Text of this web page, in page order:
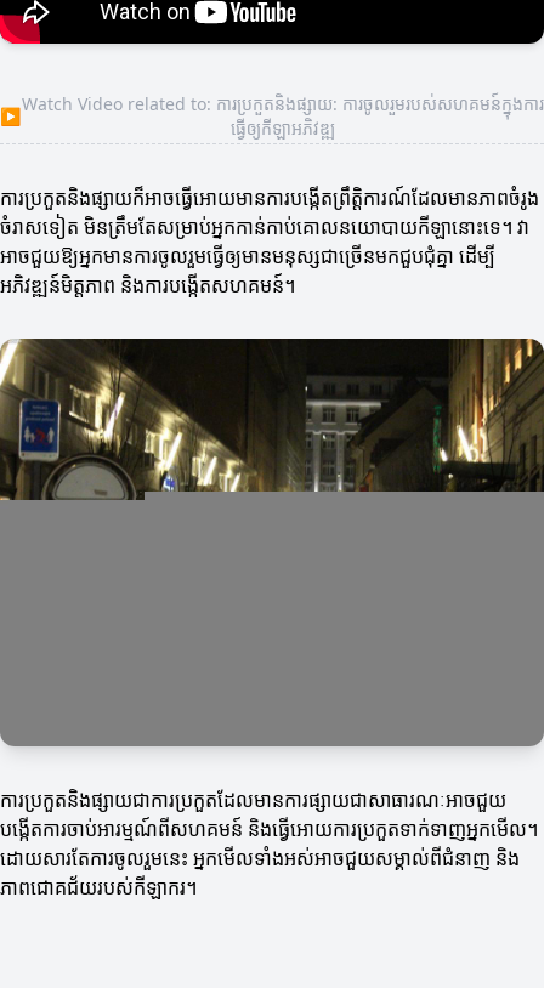
▶
Watch Video related to: ការប្រកួតនិងផ្សាយ: ការចូលរួមរបស់សហគមន៍ក្នុងការ
ធ្វើឲ្យកីឡាអភិវឌ្ឍ
ការប្រកួតនិងផ្សាយក៏អាចធ្វើអោយមានការបង្កើតព្រឹត្តិការណ៍ដែលមានភាពចំរូង
ចំរាសទៀត មិនត្រឹមតែសម្រាប់អ្នកកាន់កាប់គោលនយោបាយកីឡានោះទេ។ វា
អាចជួយឱ្យអ្នកមានការចូលរួមធ្វើឲ្យមានមនុស្សជាច្រើនមកជួបជុំគ្នា ដើម្បី
អភិវឌ្ឍន៍មិត្តភាព និងការបង្កើតសហគមន៍។
ការប្រកួតនិងផ្សាយជាការប្រកួតដែលមានការផ្សាយជាសាធារណៈអាចជួយ
បង្កើតការចាប់អារម្មណ៍ពីសហគមន៍ និងធ្វើអោយការប្រកួតទាក់ទាញអ្នកមើល។
ដោយសារតែការចូលរួមនេះ អ្នកមើលទាំងអស់អាចជួយសម្គាល់ពីជំនាញ និង
ភាពជោគជ័យរបស់កីឡាករ។